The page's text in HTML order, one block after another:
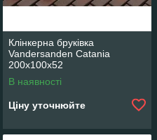
Клінкерна бруківка
Vandersanden Catania
200x100x52
В наявності
Ціну уточнюйте